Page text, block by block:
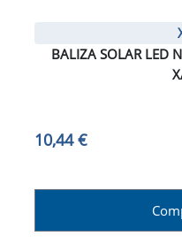
BALIZA SOLAR LED
10,44 €